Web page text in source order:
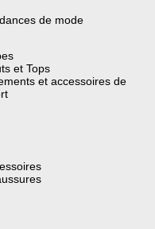
de mode
et Tops
et accessoires de